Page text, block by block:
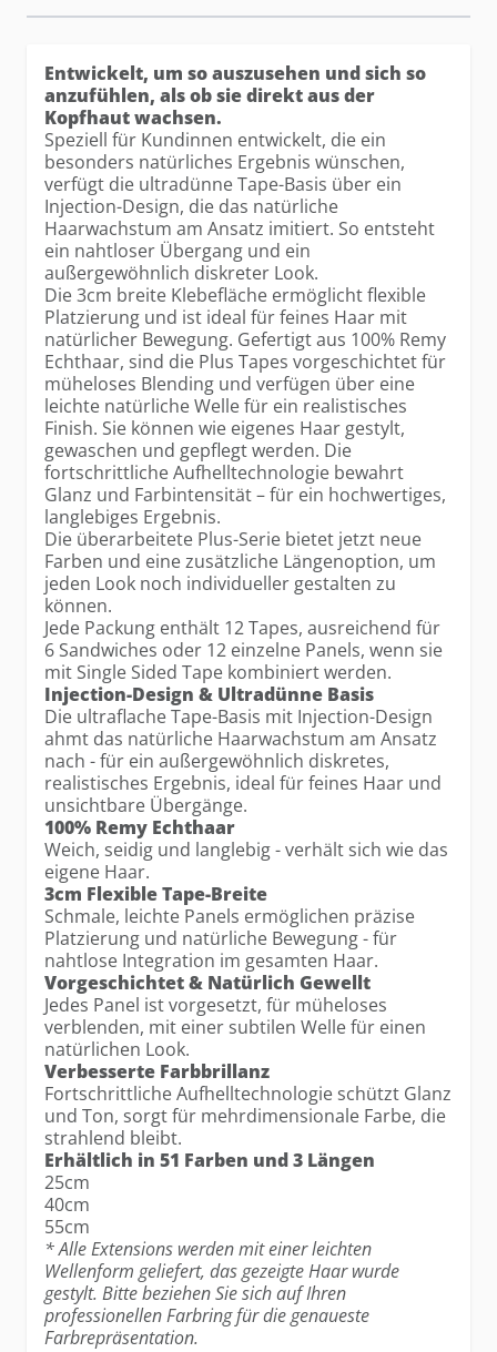
Entwickelt, um so auszusehen und sich so
anzufühlen, als ob sie direkt aus der
Kopfhaut wachsen.
Speziell für Kundinnen entwickelt, die ein
besonders natürliches Ergebnis wünschen,
verfügt die ultradünne Tape-Basis über ein
Injection-Design, die das natürliche
Haarwachstum am Ansatz imitiert. So entsteht
ein nahtloser Übergang und ein
außergewöhnlich diskreter Look.
Die 3cm breite Klebefläche ermöglicht flexible
Platzierung und ist ideal für feines Haar mit
natürlicher Bewegung. Gefertigt aus 100% Remy
Echthaar, sind die Plus Tapes vorgeschichtet für
müheloses Blending und verfügen über eine
leichte natürliche Welle für ein realistisches
Finish. Sie können wie eigenes Haar gestylt,
gewaschen und gepflegt werden. Die
fortschrittliche Aufhelltechnologie bewahrt
Glanz und Farbintensität – für ein hochwertiges,
langlebiges Ergebnis.
Die überarbeitete Plus-Serie bietet jetzt neue
Farben und eine zusätzliche Längenoption, um
jeden Look noch individueller gestalten zu
können.
Jede Packung enthält 12 Tapes, ausreichend für
6 Sandwiches oder 12 einzelne Panels, wenn sie
mit Single Sided Tape kombiniert werden.
Injection-Design & Ultradünne Basis
Die ultraflache Tape-Basis mit Injection-Design
ahmt das natürliche Haarwachstum am Ansatz
nach - für ein außergewöhnlich diskretes,
realistisches Ergebnis, ideal für feines Haar und
unsichtbare Übergänge.
100% Remy Echthaar
Weich, seidig und langlebig - verhält sich wie das
eigene Haar.
3cm Flexible Tape-Breite
Schmale, leichte Panels ermöglichen präzise
Platzierung und natürliche Bewegung - für
nahtlose Integration im gesamten Haar.
Vorgeschichtet & Natürlich Gewellt
Jedes Panel ist vorgesetzt, für müheloses
verblenden, mit einer subtilen Welle für einen
natürlichen Look.
Verbesserte Farbbrillanz
Fortschrittliche Aufhelltechnologie schützt Glanz
und Ton, sorgt für mehrdimensionale Farbe, die
strahlend bleibt.
Erhältlich in 51 Farben und 3 Längen
25cm
40cm
55cm
* Alle Extensions werden mit einer leichten
Wellenform geliefert, das gezeigte Haar wurde
gestylt. Bitte beziehen Sie sich auf Ihren
professionellen Farbring für die genaueste
Farbrepräsentation.